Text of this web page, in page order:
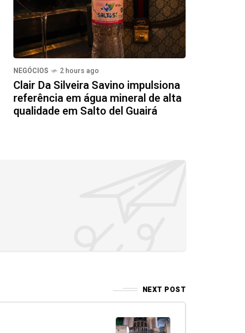
NEGÓCIOS 2 hours ago
Clair Da Silveira Savino impulsiona
referência em água mineral de alta
qualidade em Salto del Guairá
NEXT POST